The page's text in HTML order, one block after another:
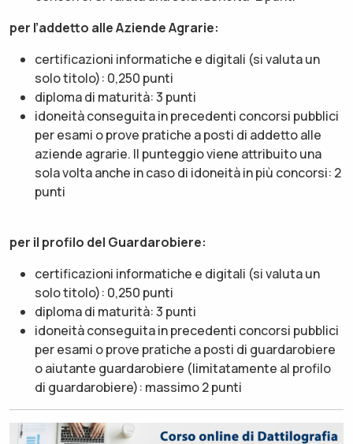
per l’addetto alle Aziende Agrarie:
certificazioni informatiche e digitali (si valuta un
solo titolo): 0,250 punti
diploma di maturità: 3 punti
idoneità conseguita in precedenti concorsi pubblici
per esami o prove pratiche a posti di addetto alle
aziende agrarie. Il punteggio viene attribuito una
sola volta anche in caso di idoneità in più concorsi: 2
punti
per il profilo del Guardarobiere:
certificazioni informatiche e digitali (si valuta un
solo titolo): 0,250 punti
diploma di maturità: 3 punti
idoneità conseguita in precedenti concorsi pubblici
per esami o prove pratiche a posti di guardarobiere
o aiutante guardarobiere (limitatamente al profilo
di guardarobiere): massimo 2 punti